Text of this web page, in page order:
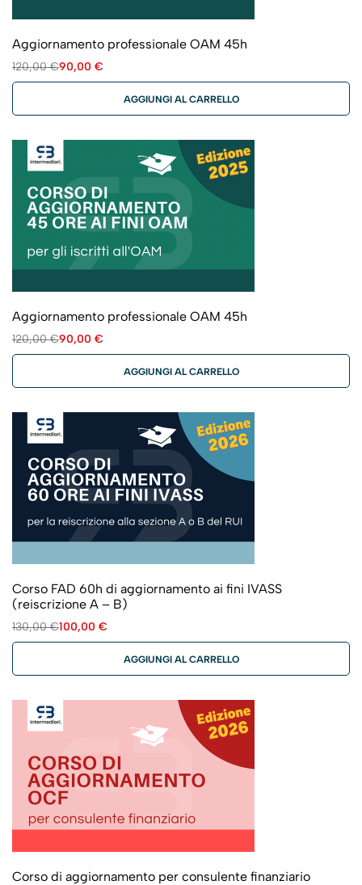
Aggiornamento professionale OAM 45h
120,00€90,00 €
AGGIUNGI AL CARRELLO
Aggiornamento professionale OAM 45h
120,00€90,00 €
AGGIUNGI AL CARRELLO
Corso FAD 60h di aggiornamento ai fini IVASS
(reiscrizione A – B)
130,00€100,00 €
AGGIUNGI AL CARRELLO
Corso di aggiornamento per consulente finanziario